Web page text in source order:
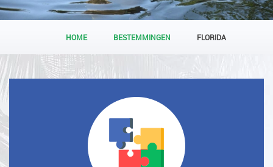
HOME BESTEMMINGEN FLORIDA